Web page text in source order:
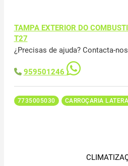
TAMPA EXTERIOR DO
T27
¿Precisas de ajuda? Contacta-
959501246
7735005030 CARROÇARIA